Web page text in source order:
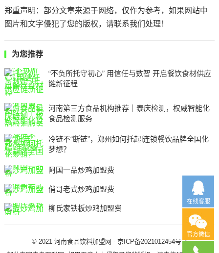
郑重声明：部分文章来源于网络，仅作为参考，如果网站中
图片和文字侵犯了您的版权，请联系我们处理！
为您推荐
“不负所托守初心” 用信任与数智 开启餐饮食材供应
链新征程
河南第三方食品机构推荐｜泰庆检测，权威智能化
食品检测服务
冷链不“断链”，郑州如何托起l连锁餐饮品牌全国化
梦想？
阿国一品炒鸡加盟费
俏哥老式炒鸡加盟费
柳氏家铁板炒鸡加盟费
© 2021河南食品饮料加盟网 -京ICP备2021012454号-3
在线客服
官方微信